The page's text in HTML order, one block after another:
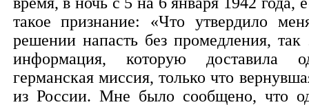
такое признание: «Что утвердило
решении напасть без промедления, так
информация, которую доставила
германская миссия, только что
из России. Мне было сообщено, что